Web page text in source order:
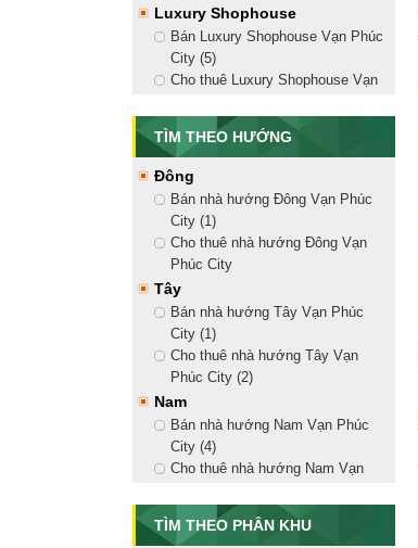
Luxury Shophouse
Bán Luxury Shophouse Vạn Phúc
City (5)
Cho thuê Luxury Shophouse Vạn
Golden Shophouse
Bán Golden Shophouse Vạn Phúc
City (8)
Cho thuê Golden Shophouse Vạn
Phúc City (13)
Shophouse Nguyễn Thị Nhung
Bán Shophouse Nguyễn Thị
Nhung (2)
Cho thuê Shophouse Nguyễn Thị
Nhung (10)
Nhà Phố Vạn Phúc
Bán nhà phố liền kề (15)
Cho thuê nhà mặt tiền (41)
Căn Hộ Vạn Phúc City
Bán căn hộ Vạn Phúc City (1)
Cho thuê căn hộ Vạn Phúc City
Bán biệt thự Mansion Vạn Phúc
(2)
TÌM THEO HƯỚNG
Đông
Bán nhà hướng Đông Vạn Phúc
City (1)
Cho thuê nhà hướng Đông Vạn
Phúc City
Tây
Bán nhà hướng Tây Vạn Phúc
City (1)
Cho thuê nhà hướng Tây Vạn
Phúc City (2)
Nam
Bán nhà hướng Nam Vạn Phúc
City (4)
Cho thuê nhà hướng Nam Vạn
Bắc
Bán nhà hướng Bắc Vạn Phúc
TÌM THEO PHÂN KHU